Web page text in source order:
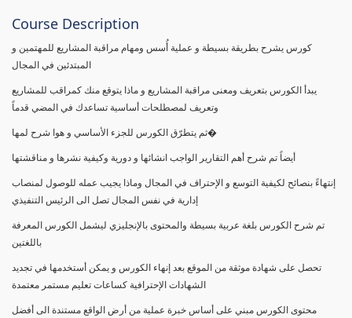
Course Description
كورس يشرح بطريقة بسيطة و عملية أُسس ومهام مراقبة المشاريع للمهتمين و
المبتدئين في المجال
يبدأ الكورس بتعريف ومعنى مراقبة المشاريع و ماذا يتوقع منك كمراقب للمشاريع
وتعريف لمصطلحات أساسية تساعدك في المضي قدماً
ثم يتطرّق الكورس للجزء الأساسي و هوا شرح لمها�
أيضاً تم شرح أهم التقارير الواجب انشائها و دورية وكيفية نشرها و مناقشتها
إنتهاءً بنصائح لكيفية التوسع و الإحتراف في المجال وماذا يجيب عمله للوصول لمنصاب
إدارية في نفس المجال تصل الى الرئيس التنفيذي
تم شرح الكورس بلغة عربية بسيطة والمحتوى بالإنجليزي ليشمل الكورس المعرفة
باللغتين
تحصل على شهادة موثقة من الموقع بعد إنهاء الكورس و يمكن أستخدمها في تجديد
الشهادات الإحترافية كساعات تعليم مستمر معتمدة
محتوى الكورس مبني على أساس خبرة عملية من أرض الواقع مستندة الى أفضل